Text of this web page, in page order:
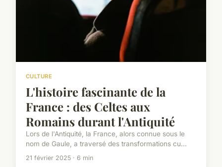
CULTURE
L'histoire fascinante de la
France : des Celtes aux
Romains durant l'Antiquité
Lors de l'Antiquité, la France, alors connue sous le
nom de Gaule, a traversé des transformations cu...
21 février 2025 · 6 min